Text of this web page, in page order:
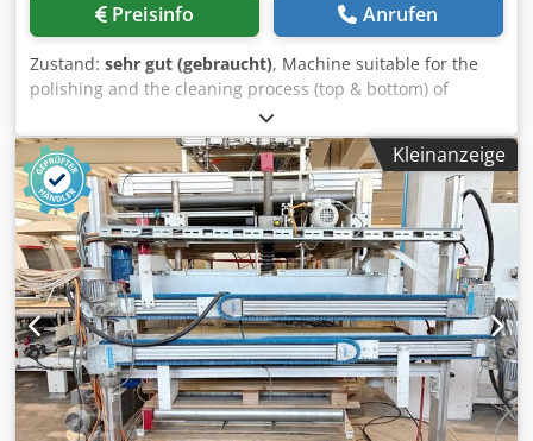
Preisinfo Anrufen
Zustand: sehr gut (gebraucht), Machine suitable for the
polishing and the cleaning process (top & bottom) of
panels. - Top cleaning system (motorized rubbered cross
belt with brushes) Motor power: Kw 0.75 - Bottom cleaning
system (motorized rubbered cross belt with brushes)
Motor power: Kw 0.75 - Upper (top) section lifting motor:
0.25 kW - Max working width mm 1300 ca. Dksdpfxsyw
Rqhj Aczjr - Built-in control panel
Kleinanzeige